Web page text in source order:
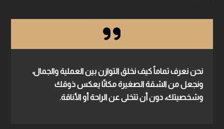
نحن نعرف تماماً كيف نخلق التوازن بين العملية والجمال،
ونجعل من الشقة الصغيرة مكانًا يعكس ذوقك
وشخصيتك، دون أن تتخلى عن الراحة أو الأناقة.